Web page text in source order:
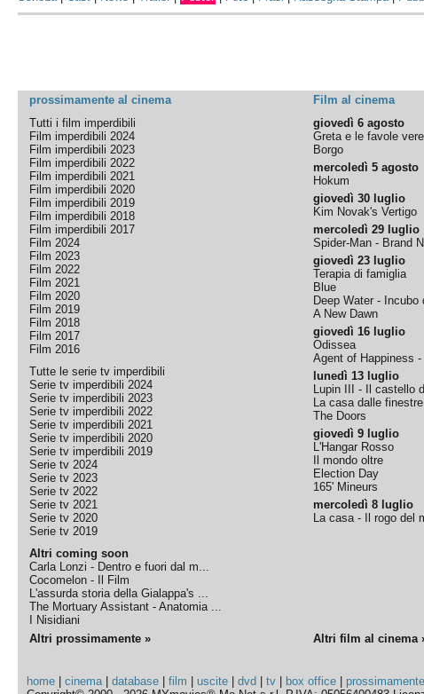
prossimamente al cinema Film al cinema
Tutti i film imperdibili
Film imperdibili 2024
Film imperdibili 2023
Film imperdibili 2022
Film imperdibili 2021
Film imperdibili 2020
Film imperdibili 2019
Film imperdibili 2018
Film imperdibili 2017
Film 2024
Film 2023
Film 2022
Film 2021
Film 2020
Film 2019
Film 2018
Film 2017
Film 2016
Tutte le serie tv imperdibili
Serie tv imperdibili 2024
Serie tv imperdibili 2023
Serie tv imperdibili 2022
Serie tv imperdibili 2021
Serie tv imperdibili 2020
Serie tv imperdibili 2019
Serie tv 2024
Serie tv 2023
Serie tv 2022
Serie tv 2021
Serie tv 2020
Serie tv 2019
Altri coming soon
Carla Lonzi - Dentro e fuori dal m...
Cocomelon - Il Film
L'assurda storia della Gialappa's ...
The Mortuary Assistant - Anatomia ...
I Nisidiani
giovedì 6 agosto
Greta e le favole vere
Borgo
mercoledì 5 agosto
Hokum
giovedì 30 luglio
Kim Novak's Vertigo
mercoledì 29 luglio
Spider-Man - Brand
giovedì 23 luglio
Terapia di famiglia
Blue
Deep Water - Incubo
A New Dawn
giovedì 16 luglio
Odissea
Agent of Happiness
lunedì 13 luglio
Lupin III - Il castello
La casa dalle
The Doors
giovedì 9 luglio
L'Hangar Rosso
Il mondo oltre
Election Day
165' Mineurs
mercoledì 8 luglio
La casa - Il rogo del
Altri prossimamente » Altri film al cinema
home |cinema|database |film |uscite |dvd |tv box office prossimamente